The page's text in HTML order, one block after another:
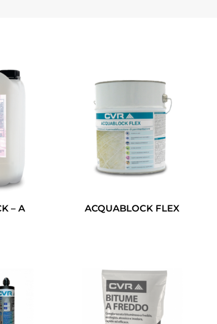
– A ACQUABLOCK FLEX